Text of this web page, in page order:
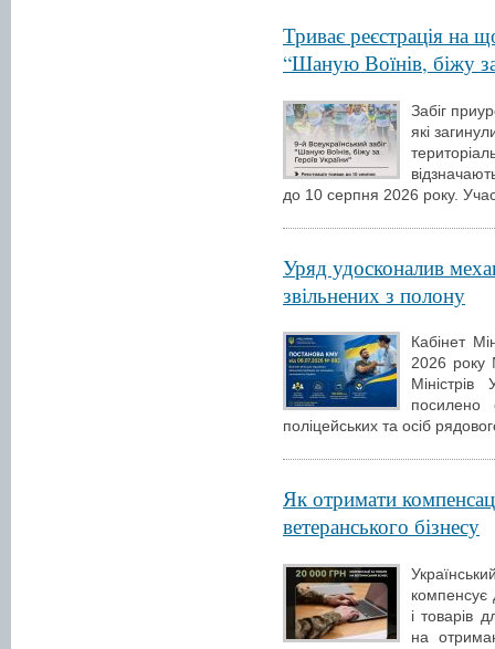
Триває реєстрація на
“Шаную Воїнів, біжу
Забіг
які
до 10 серпня 2026 року.
Уряд удосконалив
звільнених з полону
Кабінет
2026 року
посилено
поліцейських та осіб
Як отримати
ветеранського бізнесу
компенсує
і товарів
на